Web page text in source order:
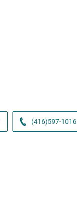
(416)597-1016